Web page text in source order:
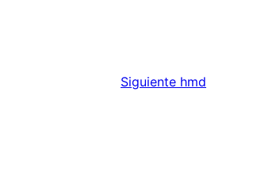
Siguiente hmd